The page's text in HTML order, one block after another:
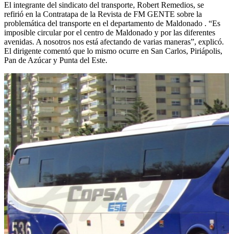
El integrante del sindicato del transporte, Robert Remedios, se
refirió en la Contratapa de la Revista de FM GENTE sobre la
problemática del transporte en el departamento de Maldonado . “Es
imposible circular por el centro de Maldonado y por las diferentes
avenidas. A nosotros nos está afectando de varias maneras”, explicó.
El dirigente comentó que lo mismo ocurre en San Carlos, Piriápolis,
Pan de Azúcar y Punta del Este.